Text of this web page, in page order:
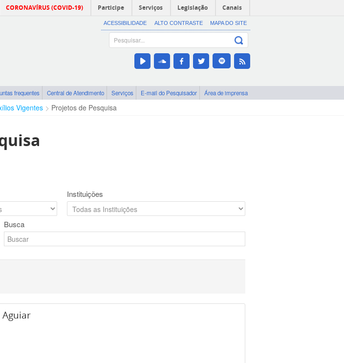
CORONAVÍRUS (COVID-19) Participe Serviços Legislação Canais
ACESSIBILIDADE ALTO CONTRASTE MAPA DO SITE
frequentes Central de Atendimento Serviços E-mail do Pesquisador Área de imprensa
Vigentes Projetos de Pesquisa
Instituições
Busca
Aguiar